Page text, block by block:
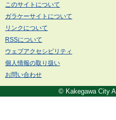
このサイトについて
ガラケーサイトについて
リンクについて
RSSについて
ウェブアクセシビリティ
個人情報の取り扱い
お問い合わせ
© Kakegawa City